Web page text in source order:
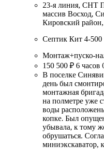
23-я линия, СНТ
массив Восход,
Кировский район,
Септик Кит 4-500
Монтаж+пуско-
150 500 ₽ 6 часов
В поселке
день был
монтажная
на полметре уже
воды
копке. Был
убывала, к тому
обрушаться.
миниэкскаватор,